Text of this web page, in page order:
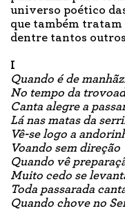
universo poético
que também tratam
dentre tantos
I
Quando é de
No tempo da
Canta alegre a
Lá nas matas da
Vê-se logo a
Voando sem direção
Quando vê
Muito cedo se
Toda passarada
Quando chove no